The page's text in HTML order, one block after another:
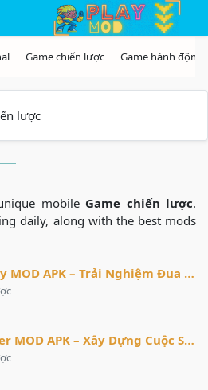
lược
mobile Game chiến lược.
daily, along with the best mods
Drift Max City MOD APK – Trải Nghiệm Đua Xe Drift Kịch Tính
Fallout Shelter MOD APK – Xây Dựng Cuộc Sống Sinh Tồn Sau Thảm Họa Hạt Nhân